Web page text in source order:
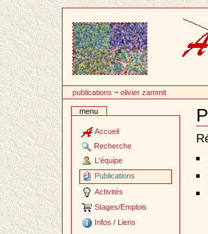
contenu
publications ~olivier zammit
menu
Accueil
Recherche
L'équipe
Publications
Activités
Stages/Emplois
Infos / Liens